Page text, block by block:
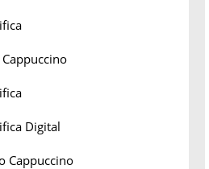
Digital
Cappuccino